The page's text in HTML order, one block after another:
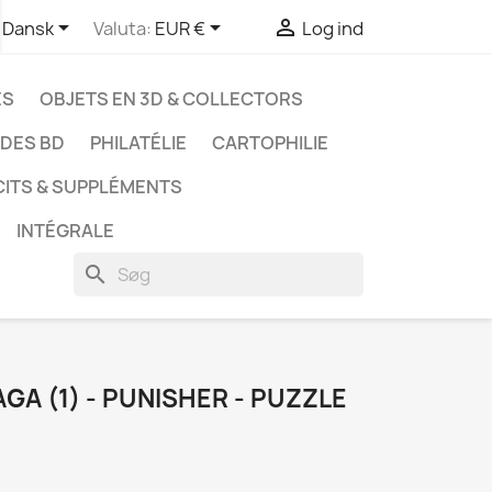
Dansk Valuta: EUR €  Log ind
OBJETS EN 3D & COLLECTORS
BD PHILATÉLIE
CARTOPHILIE
& SUPPLÉMENTS
INTÉGRALE
search
(1) - PUNISHER - PUZZLE